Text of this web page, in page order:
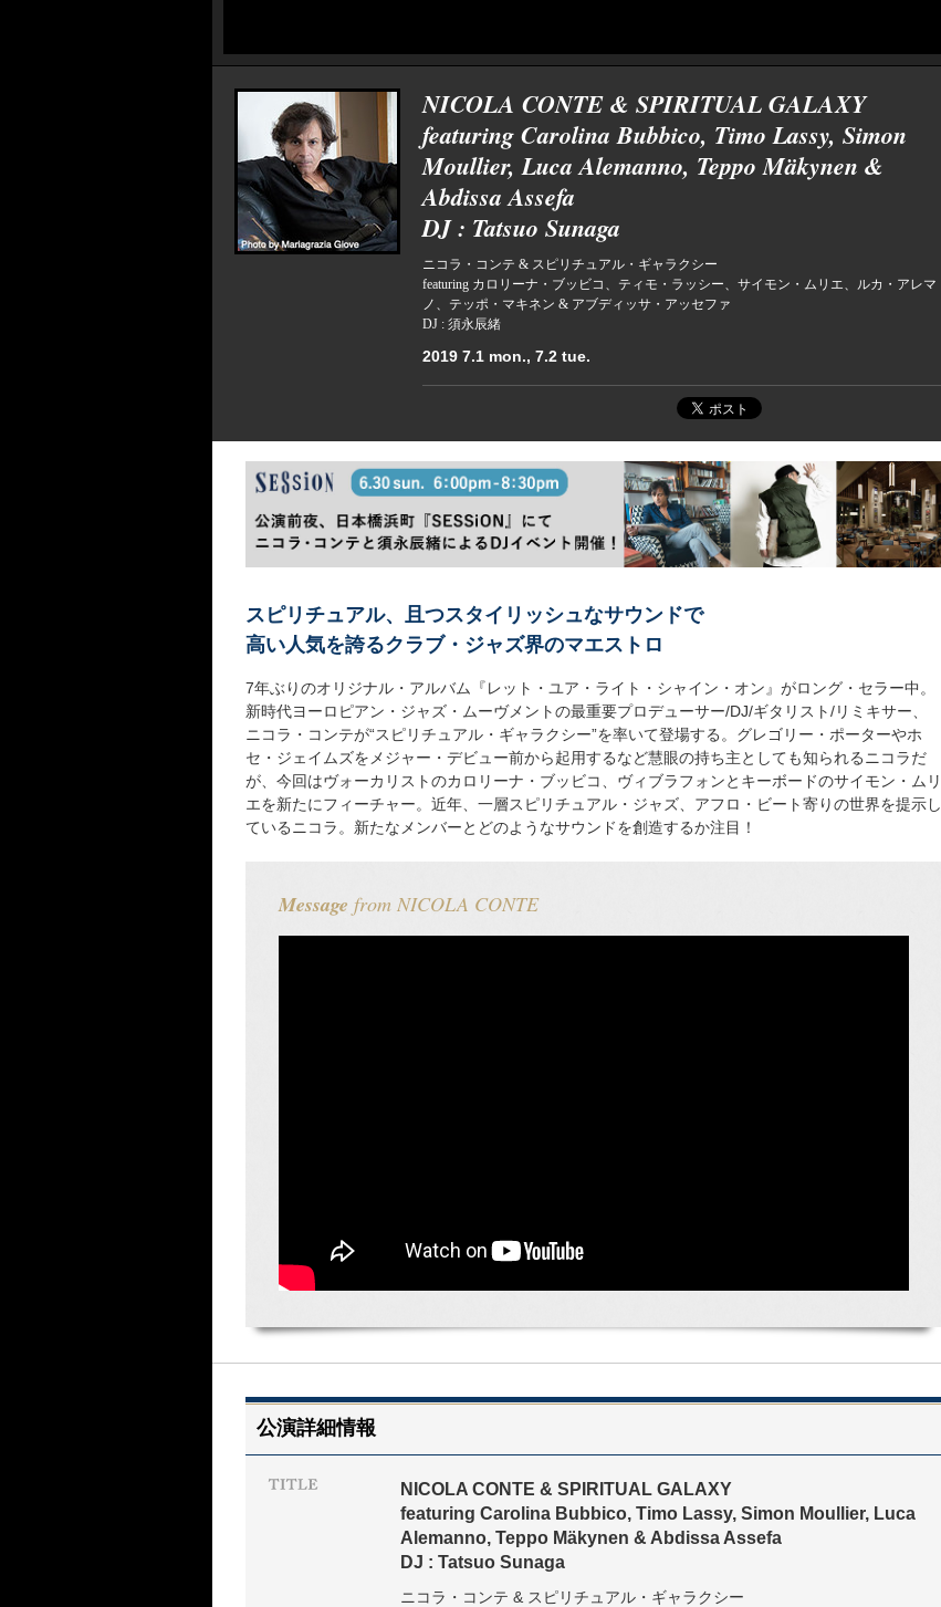
NICOLA CONTE & SPIRITUAL GALAXY
featuring Carolina Bubbico, Timo Lassy, Simon
Moullier, Luca Alemanno, Teppo Mäkynen &
Abdissa Assefa
DJ : Tatsuo Sunaga
ニコラ・コンテ & スピリチュアル・ギャラクシー
featuring カロリーナ・ブッビコ、ティモ・ラッシー、サイモン・ムリエ、ルカ・アレマ
ノ、テッポ・マキネン & アブディッサ・アッセファ
DJ : 須永辰緒
2019 7.1 mon., 7.2 tue.
スピリチュアル、且つスタイリッシュなサウンドで
高い人気を誇るクラブ・ジャズ界のマエストロ
7年ぶりのオリジナル・アルバム『レット・ユア・ライト・シャイン・オン』がロング・セラー中。
新時代ヨーロピアン・ジャズ・ムーヴメントの最重要プロデューサー/DJ/ギタリスト/リミキサー、
ニコラ・コンテが“スピリチュアル・ギャラクシー”を率いて登場する。グレゴリー・ポーターやホ
セ・ジェイムズをメジャー・デビュー前から起用するなど慧眼の持ち主としても知られるニコラだ
が、今回はヴォーカリストのカロリーナ・ブッビコ、ヴィブラフォンとキーボードのサイモン・ムリ
エを新たにフィーチャー。近年、一層スピリチュアル・ジャズ、アフロ・ビート寄りの世界を提示し
ているニコラ。新たなメンバーとどのようなサウンドを創造するか注目！
Message from NICOLA CONTE
公演詳細情報
NICOLA CONTE & SPIRITUAL GALAXY
featuring Carolina Bubbico, Timo Lassy, Simon Moullier, Luca
Alemanno, Teppo Mäkynen & Abdissa Assefa
DJ : Tatsuo Sunaga
ニコラ・コンテ & スピリチュアル・ギャラクシー